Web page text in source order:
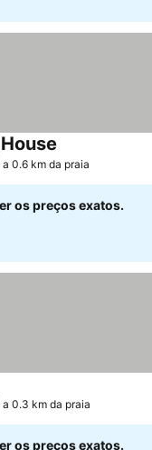
a 0.6 km da praia
os preços exatos.
a 0.3 km da praia
os preços exatos.